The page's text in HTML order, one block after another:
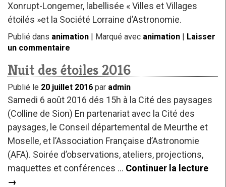
Xonrupt-Longemer, labellisée « Villes et Villages
étoilés »et la Société Lorraine d’Astronomie.
Publié dans animation | Marqué avec animation | Laisser
un commentaire
Nuit des étoiles 2016
Publié le 20 juillet 2016 par admin
Samedi 6 août 2016 dés 15h à la Cité des paysages
(Colline de Sion) En partenariat avec la Cité des
paysages, le Conseil départemental de Meurthe et
Moselle, et l’Association Française d’Astronomie
(AFA). Soirée d’observations, ateliers, projections,
maquettes et conférences … Continuer la lecture
→